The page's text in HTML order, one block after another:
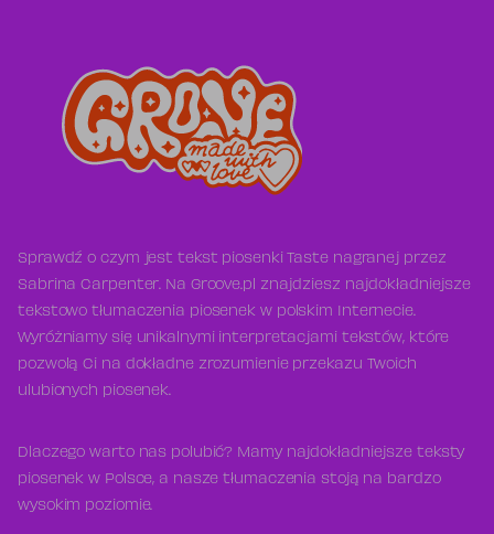
Sprawdź o czym jest tekst piosenki Taste nagranej przez
Sabrina Carpenter. Na Groove.pl znajdziesz najdokładniejsze
tekstowo tłumaczenia piosenek w polskim Internecie.
Wyróżniamy się unikalnymi interpretacjami tekstów, które
pozwolą Ci na dokładne zrozumienie przekazu Twoich
ulubionych piosenek.
Dlaczego warto nas polubić? Mamy najdokładniejsze teksty
piosenek w Polsce, a nasze tłumaczenia stoją na bardzo
wysokim poziomie.